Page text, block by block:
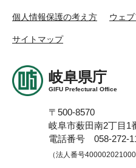
個人情報保護の考え方 ウェ
サイトマップ
岐阜県庁
GIFU Prefectural Office
〒500-8570
岐阜市薮田南2丁目1
電話番号 058-272-
（法人番号